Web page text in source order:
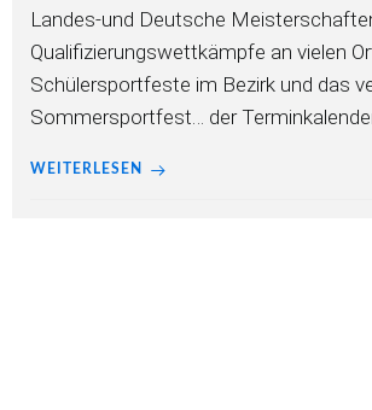
Landes-und Deutsche
Qualifizierungswettkämpfe an vielen
Schülersportfeste im Bezirk und das
Sommersportfest… der
WEITERLESEN